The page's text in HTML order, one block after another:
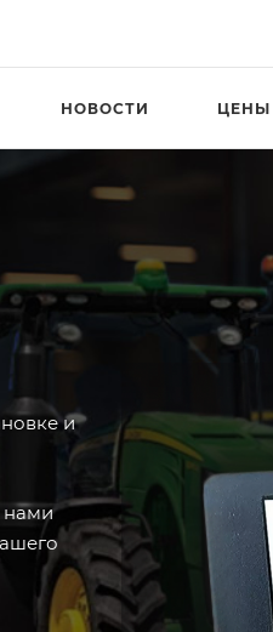
НОВОСТИ ЦЕНЫ
и
нами